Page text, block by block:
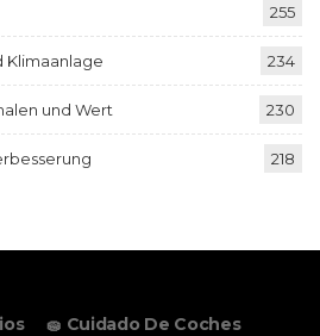
255
234
und Wert 230
218
🧽 Cuidado De Coches